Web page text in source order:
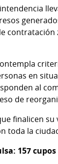
contratación
en
al
de
finalicen
toda la
157